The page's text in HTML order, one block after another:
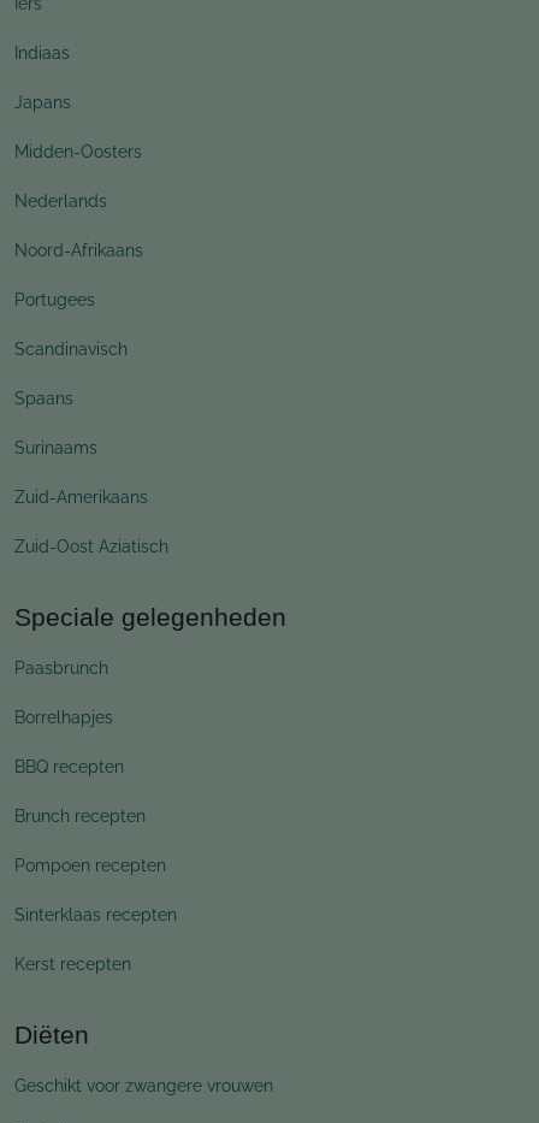
Indiaas
Japans
Midden-Oosters
Nederlands
Noord-Afrikaans
Portugees
Scandinavisch
Spaans
Surinaams
Zuid-Amerikaans
Zuid-Oost Aziatisch
Speciale gelegenheden
Paasbrunch
Borrelhapjes
BBQ recepten
Brunch recepten
Pompoen recepten
Sinterklaas recepten
Kerst recepten
Diëten
Geschikt voor zwangere vrouwen